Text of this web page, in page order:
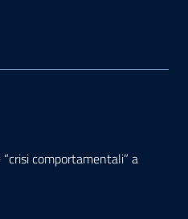
comportamentali” a